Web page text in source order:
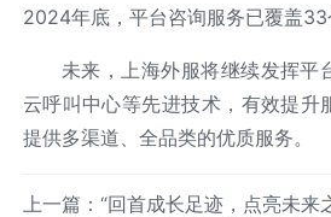
2024年底，平台咨询服务已覆盖33
未来，上海外服将继续发挥平
云呼叫中心等先进技术，有效提升
提供多渠道、全品类的优质服务。
上一篇：“回首成长足迹，点亮未